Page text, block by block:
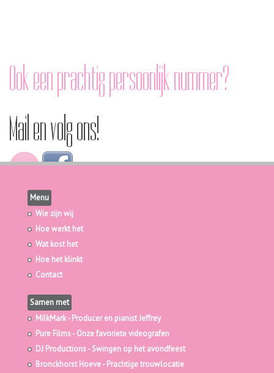
Ook een prachtig persoonlijk nummer?
Mail en volg ons!
Menu
Wie zijn wij
Hoe werkt het
Wat kost het
Hoe het klinkt
Contact
Samen met
MilkMark- Producer en pianist Jeffrey
Pure Films- Onze favoriete videografen
DJ Productions- Swingen op het avondfeest
Bronckhorst Hoeve- Prachtige trouwlocatie